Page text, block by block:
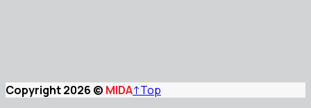
Copyright 2026 © MIDA↑Top